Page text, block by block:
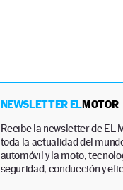
NEWSLETTER ELMOTOR
Recibe la newsletter de EL
toda la actualidad del
automóvil y la moto,
seguridad, conducción y